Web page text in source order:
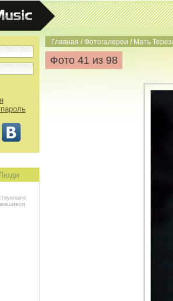
Главная /Фотогалереи / Мать
Фото 41 из 98